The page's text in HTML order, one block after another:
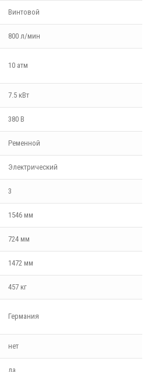
Винтовой
800 л/мин
10 атм
7.5 кВт
380 В
Ременной
Электрический
3
1546 мм
724 мм
1472 мм
457 кг
Германия
нет
да